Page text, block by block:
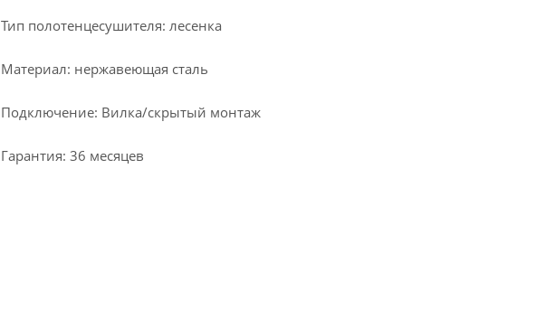
Тип полотенцесушителя: лесенка
Материал: нержавеющая сталь
Подключение: Вилка/скрытый монтаж
Гарантия: 36 месяцев